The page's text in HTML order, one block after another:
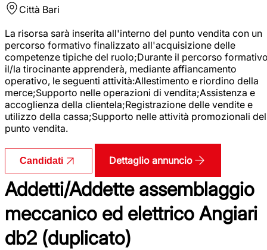
Città Bari
La risorsa sarà inserita all'interno del punto vendita con un
percorso formativo finalizzato all'acquisizione delle
competenze tipiche del ruolo;Durante il percorso
il/la tirocinante apprenderà, mediante affiancamento
operativo, le seguenti attività:Allestimento e riordino della
merce;Supporto nelle operazioni di vendita;Assistenza e
accoglienza della clientela;Registrazione delle vendite e
utilizzo della cassa;Supporto nelle attività promozionali del
punto vendita.
Candidati Dettaglio annuncio
Addetti/Addette assemblaggio
meccanico ed elettrico Angiari
db2 (duplicato)